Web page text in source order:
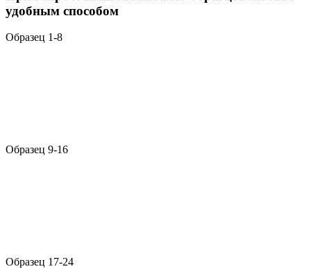
удобным способом
Образец 1-8
Образец 9-16
Образец 17-24